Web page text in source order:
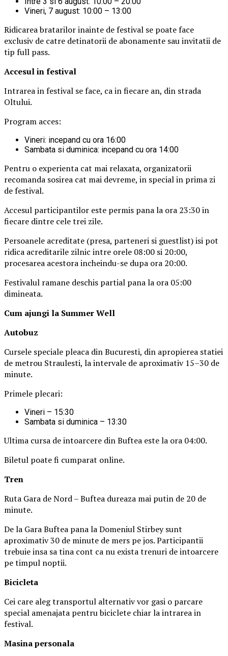
Vineri, 7 august: 10:00 – 13:00
Ridicarea bratarilor inainte de festival se poate face
exclusiv de catre detinatorii de abonamente sau invitatii de
tip full pass.
Accesul in festival
Intrarea in festival se face, ca in fiecare an, din strada
Oltului.
Program acces:
Vineri: incepand cu ora 16:00
Sambata si duminica: incepand cu ora 14:00
Pentru o experienta cat mai relaxata, organizatorii
recomanda sosirea cat mai devreme, in special in prima zi
de festival.
Accesul participantilor este permis pana la ora 23:30 in
fiecare dintre cele trei zile.
Persoanele acreditate (presa, parteneri si guestlist) isi pot
ridica acreditarile zilnic intre orele 08:00 si 20:00,
procesarea acestora incheindu-se dupa ora 20:00.
Festivalul ramane deschis partial pana la ora 05:00
dimineata.
Cum ajungi la Summer Well
Autobuz
Cursele speciale pleaca din Bucuresti, din apropierea statiei
de metrou Straulesti, la intervale de aproximativ 15–30 de
minute.
Primele plecari:
Vineri – 15:30
Sambata si duminica – 13:30
Ultima cursa de intoarcere din Buftea este la ora 04:00.
Biletul poate fi cumparat online.
Tren
Ruta Gara de Nord – Buftea dureaza mai putin de 20 de
minute.
De la Gara Buftea pana la Domeniul Stirbey sunt
aproximativ 30 de minute de mers pe jos. Participantii
trebuie insa sa tina cont ca nu exista trenuri de intoarcere
pe timpul noptii.
Bicicleta
Cei care aleg transportul alternativ vor gasi o parcare
special amenajata pentru biciclete chiar la intrarea in
festival.
Masinapersonala